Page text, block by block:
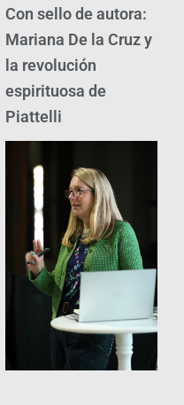
Con sello de autora:
Mariana De la Cruz y
la revolución
espirituosa de
Piattelli